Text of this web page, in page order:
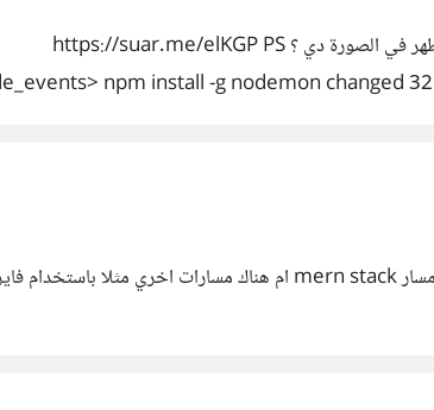
عندي مشكله في تثبيت ال nodemon بكتب الامر البرمجي دا npm install -g nodemon الخطا بيظهر في الصورة دي ؟ https://suar.me/elKGP PS
npm install -g nodemon changed